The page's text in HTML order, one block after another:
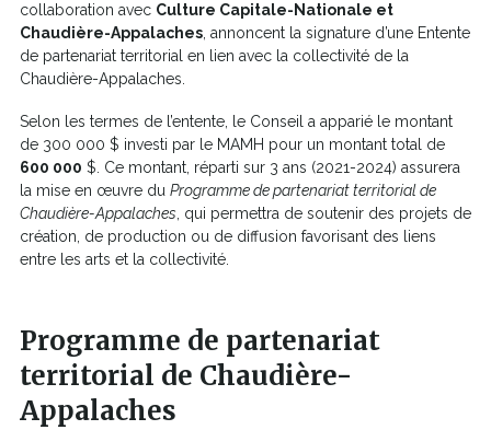
collaboration avec Culture Capitale-Nationale et
Chaudière-Appalaches , annoncent la signature d’une Entente
de partenariat territorial en lien avec la collectivité de la
Chaudière-Appalaches.
Selon les termes de l’entente, le Conseil a apparié le montant
de 300 000 $ investi par le MAMH pour un montant total de
600 000 $. Ce montant, réparti sur 3 ans (2021-2024) assurera
la mise en œuvre du Programme de partenariat territorial de
Chaudière-Appalaches , qui permettra de soutenir des projets de
création, de production ou de diffusion favorisant des liens
entre les arts et la collectivité.
Programme de partenariat
territorial de Chaudière-
Appalaches